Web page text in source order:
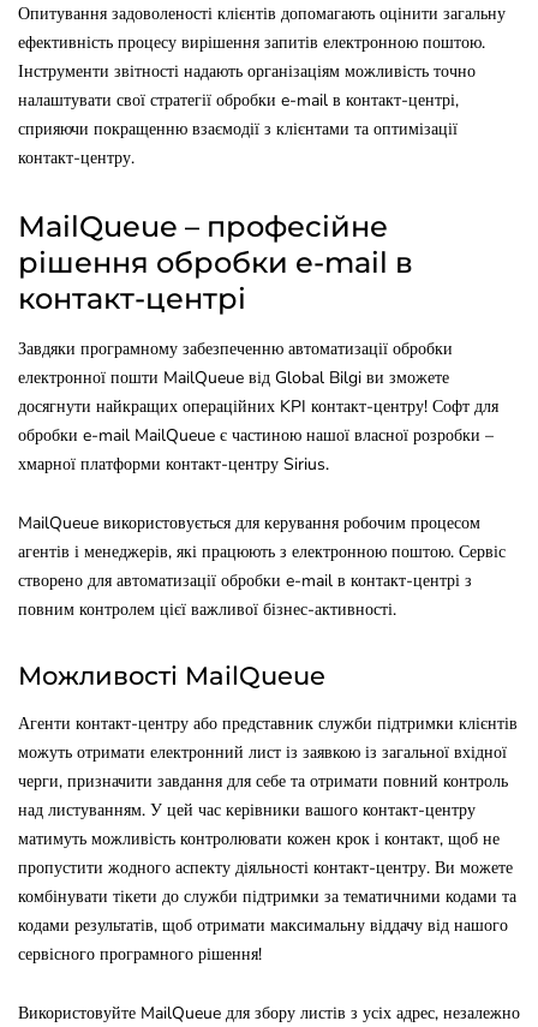
Опитування задоволеності клієнтів допомагають оцінити загальну
ефективність процесу вирішення запитів електронною поштою.
Інструменти звітності надають організаціям можливість точно
налаштувати свої стратегії обробки e-mail в контакт-центрі,
сприяючи покращенню взаємодії з клієнтами та оптимізації
контакт-центру.
MailQueue – професійне
рішення обробки e-mail в
контакт-центрі
Завдяки програмному забезпеченню автоматизації обробки
електронної пошти MailQueue від Global Bilgi ви зможете
досягнути найкращих операційних KPI контакт-центру! Софт для
обробки e-mail MailQueue є частиною нашої власної розробки –
хмарної платформи контакт-центру Sirius.
MailQueue використовується для керування робочим процесом
агентів і менеджерів, які працюють з електронною поштою. Сервіс
створено для автоматизації обробки e-mail в контакт-центрі з
повним контролем цієї важливої бізнес-активності.
Можливості MailQueue
Агенти контакт-центру або представник служби підтримки клієнтів
можуть отримати електронний лист із заявкою із загальної вхідної
черги, призначити завдання для себе та отримати повний контроль
над листуванням. У цей час керівники вашого контакт-центру
матимуть можливість контролювати кожен крок і контакт, щоб не
пропустити жодного аспекту діяльності контакт-центру. Ви можете
комбінувати тікети до служби підтримки за тематичними кодами та
кодами результатів, щоб отримати максимальну віддачу від нашого
сервісного програмного рішення!
Використовуйте MailQueue для збору листів з усіх адрес, незалежно